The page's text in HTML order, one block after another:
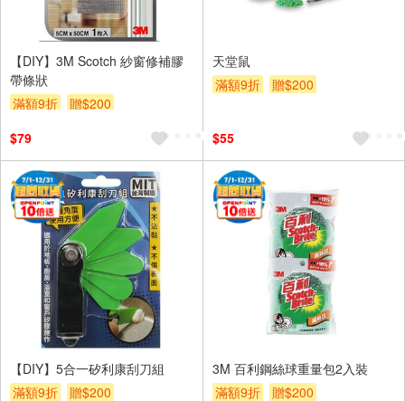
【DIY】3M Scotch 紗窗修補膠
帶條狀
滿額9折
贈$200
$79
天堂鼠
滿額9折
贈$200
$55
【DIY】5合一矽利康刮刀組
滿額9折
贈$200
3M 百利鋼絲球重量包2入裝
滿額9折
贈$200